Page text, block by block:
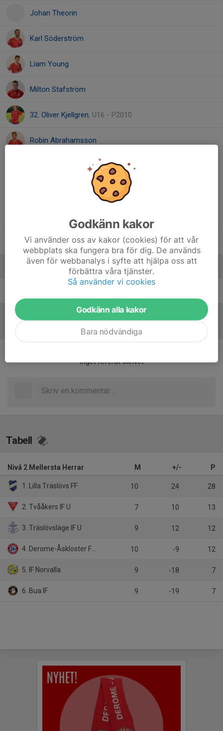
Johan Theorin
Karl Söderström
Liam Young
Milton Stafström
32. Oliver Kjellgren, U16 - P2010
Robin Abrahamsson
Samuel Sandersson
, U16 - P2010
Viggo Abrahamsson
Inget referat skrivet
Tabell
Nivå 2 Mellersta Herrar M +/- P
1. Lilla Träslövs FF 10 24 28
2. Tvååkers IF U 7 10 13
3. Träslövsläge IF U 9 12 12
4. Derome-Åskloster FF U 10 -9 12
5. IF Norvalla 9 -18 7
6. Bua IF 9 -19 7
Godkänn kakor
Vi använder oss av kakor (cookies) för att vår
webbplats ska fungera bra för dig. De används
även för webbanalys i syfte att hjälpa oss att
förbättra våra tjänster.
Så använder vi cookies
Godkänn alla kakor
Bara nödvändiga